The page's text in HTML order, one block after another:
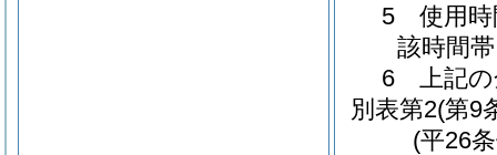
5 使用時
該時間
6 上記の
別表第2(第9
(平26